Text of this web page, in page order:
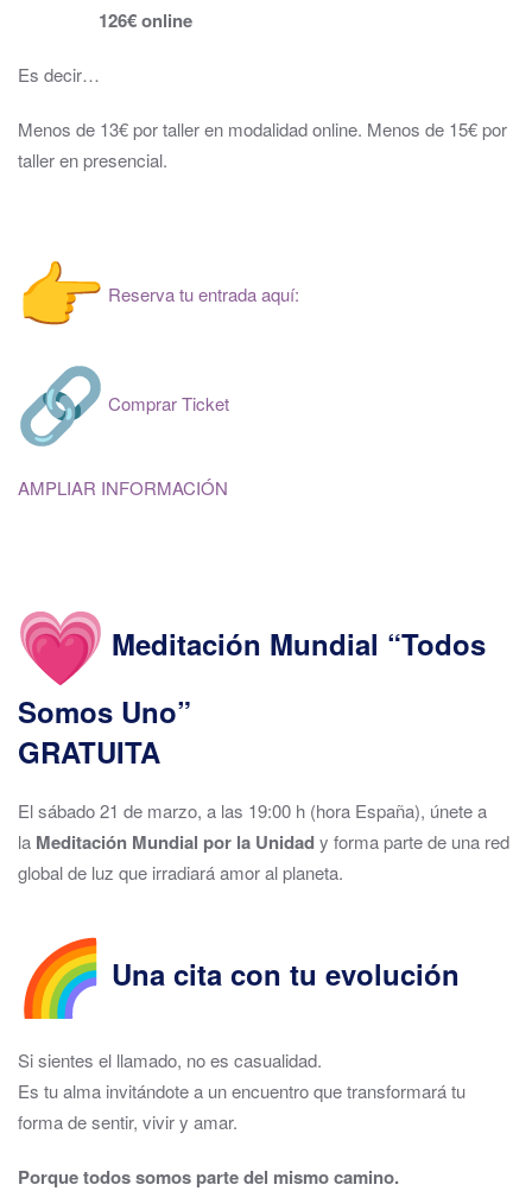
126€ online
Es decir…
Menos de 13€ por taller en modalidad online. Menos de 15€ por
taller en presencial.
Reserva tu entrada aquí:
Comprar Ticket
AMPLIAR INFORMACIÓN
Meditación Mundial “Todos
Somos Uno”
GRATUITA
El sábado 21 de marzo, a las 19:00 h (hora España), únete a
la Meditación Mundial por la Unidady forma parte de una red
global de luz que irradiará amor al planeta.
Una cita con tu evolución
Si sientes el llamado, no es casualidad.
Es tu alma invitándote a un encuentro que transformará tu
forma de sentir, vivir y amar.
Porque todos somos parte del mismo camino.